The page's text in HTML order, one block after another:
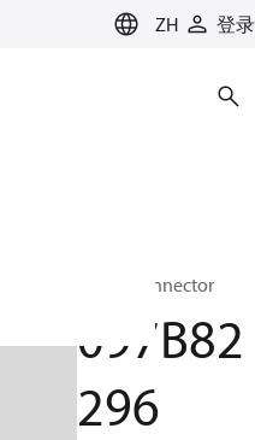
ZH 登录
BOCK, Connector
097B82
296